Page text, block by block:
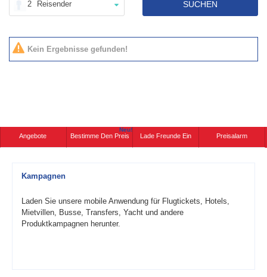
2 Reisender SUCHEN
Kein Ergebnisse gefunden!
Angebote Bestimme Den Preis
Neu!
Lade Freunde Ein Preisalarm
Kampagnen
Laden Sie unsere mobile Anwendung für Flugtickets, Hotels,
Mietvillen, Busse, Transfers, Yacht und andere
Produktkampagnen herunter.